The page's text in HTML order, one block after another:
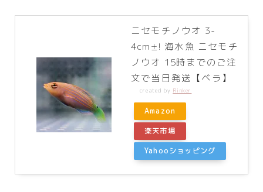
ニセモチノウオ 3-
4cm±! 海水魚 ニセモチ
ノウオ 15時までのご注
文で当日発送【ベラ】
created by Rinker
Amazon
楽天市場
Yahooショッピング